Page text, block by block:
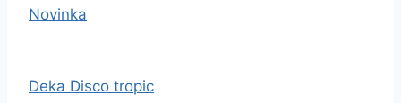
Novinka
Deka Disco tropic